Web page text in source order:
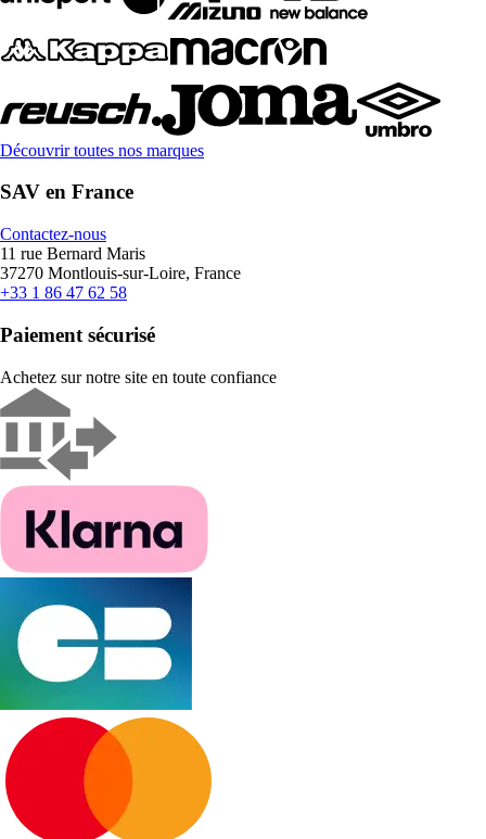
Découvrir toutes nos marques
SAV en France
Contactez-nous
11 rue Bernard Maris
37270 Montlouis-sur-Loire, France
+33 1 86 47 62 58
Paiement sécurisé
Achetez sur notre site en toute confiance